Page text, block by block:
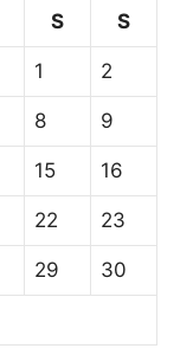
S S
1 2
8 9
15 16
22 23
29 30